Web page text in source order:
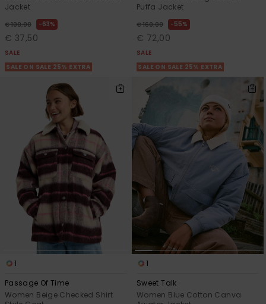
Jacket
€ 100,00 63%
€ 37,50
SALE
SALE ON SALE 25% EXTRA
Puffa Jacket
€ 160,00 55%
€ 72,00
SALE
SALE ON SALE 25% EXTRA
1
Passage Of Time
Women Beige Checked Shirt
1
Sweet Talk
Women Blue Cotton Canva